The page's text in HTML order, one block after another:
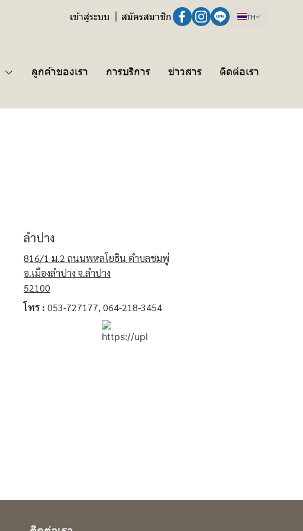
เข้าสู่ระบบ สมัครสมาชิก TH
ลูกค้าของเรา การบริการ ข่าวสาร ติดต่อเรา
ลำปาง
816/1 ม.2 ถนนพหลโยธิน ตำบลชมพู่
อ.เมืองลำปาง จ.ลำปาง
52100
โทร : 053-727177, 064-218-3454